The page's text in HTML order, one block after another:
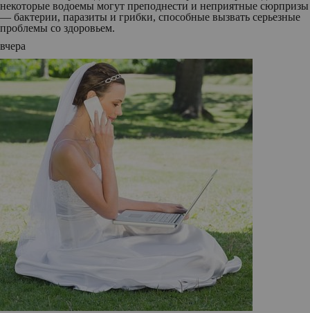
некоторые водоемы могут преподнести и неприятные сюрпризы
— бактерии, паразиты и грибки, способные вызвать серьезные
проблемы со здоровьем.
вчера